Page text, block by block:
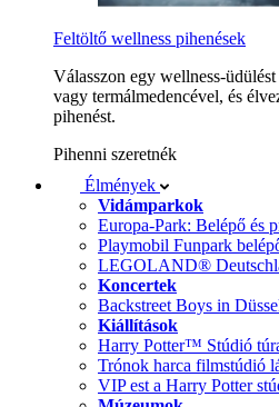
Feltöltő wellness pihenések
Válasszon egy wellness-
vagy termálmedencével, és
pihenést.
Pihenni szeretnék
Élmények
Vidámparkok
Europa-Park: Belépő és
Playmobil Funpark
LEGOLAND®
Koncertek
Backstreet Boys in
Kiállítások
Harry Potter™ Stúdió
Trónok harca filmstúdió
VIP est a Harry Potter